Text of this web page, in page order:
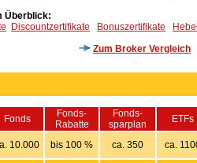
Überblick:
Discountzertifikate Bonuszertifikate
Zum Broker Vergleich
Fonds
Fonds-
Rabatte
Fonds-
sparplan
ETFs
10.000 bis 100 % ca. 350 ca.